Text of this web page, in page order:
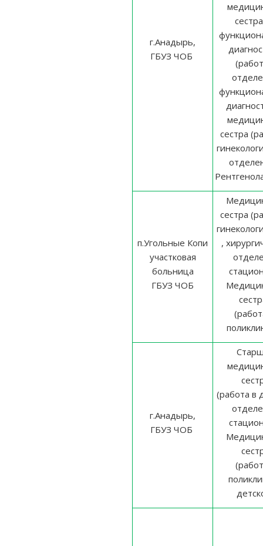
г.Анадырь,
ГБУЗ ЧОБ
сестра
п.Угольные Копи
участковая
больница
ГБУЗ ЧОБ
сестра
,
г.Анадырь,
ГБУЗ ЧОБ
(работа в